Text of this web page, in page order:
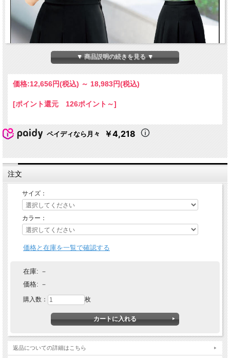
▼ 商品説明の続きを見る ▼
価格:12,656円(税込) ～ 18,983円(税込)
[ポイント還元 126ポイント～]
ペイディなら月々 ￥4,218
注文
サイズ：
カラー：
価格と在庫を一覧で確認する
在庫: －
価格: －
購入数： 枚
返品についての詳細はこちら